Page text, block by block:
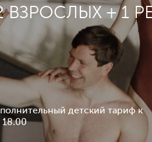
+ 1
детский тариф к
18.00